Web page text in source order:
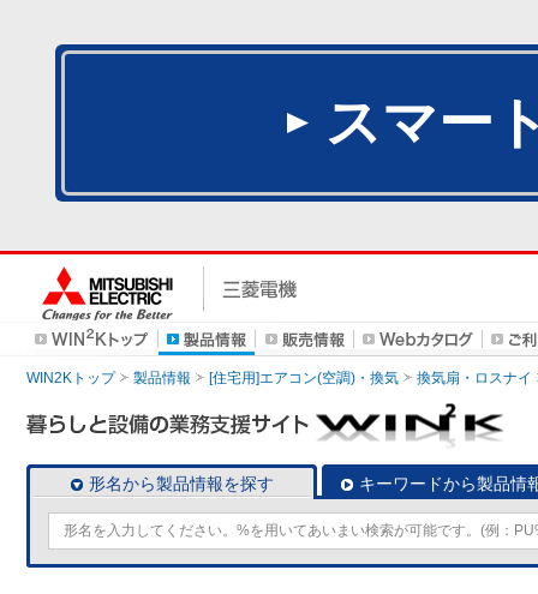
スマー
WIN2Kトップ 製品情報 [住宅用]エアコン(空調)・換気 換気扇・ロスナイ
形名から製品情報を探す キーワードから製品情